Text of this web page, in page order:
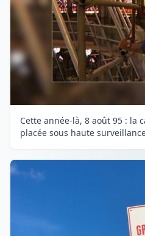
Cette année-là, 8 août 95 : la
placée sous haute